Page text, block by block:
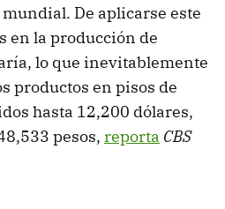
De aplicarse este
en la producción de
lo que inevitablemente
productos en pisos de
hasta 12,200 dólares,
pesos, reporta CBS